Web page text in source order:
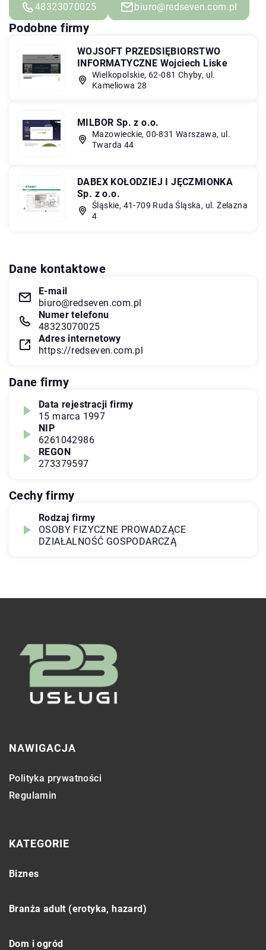
48323070025 biuro@redseven.com.pl
Podobne firmy
WOJSOFT PRZEDSIĘBIORSTWO
INFORMATYCZNE Wojciech Liske
Wielkopolskie, 62-081 Chyby, ul.
Kameliowa 28
MILBOR Sp. z o.o.
Mazowieckie, 00-831 Warszawa, ul.
Twarda 44
DABEX KOŁODZIEJ I JĘCZMIONKA
Sp. z o.o.
Śląskie, 41-709 Ruda Śląska, ul. Żelazna
4
Dane kontaktowe
E-mail
biuro@redseven.com.pl
Numer telefonu
48323070025
Adres internetowy
https://redseven.com.pl
Dane firmy
Data rejestracji firmy
15 marca 1997
NIP
6261042986
REGON
273379597
Cechy firmy
Rodzaj firmy
OSOBY FIZYCZNE PROWADZĄCE
DZIAŁALNOŚĆ GOSPODARCZĄ
NAWIGACJA
Polityka prywatności
Regulamin
KATEGORIE
Biznes
Branża adult (erotyka, hazard)
Dom i ogród